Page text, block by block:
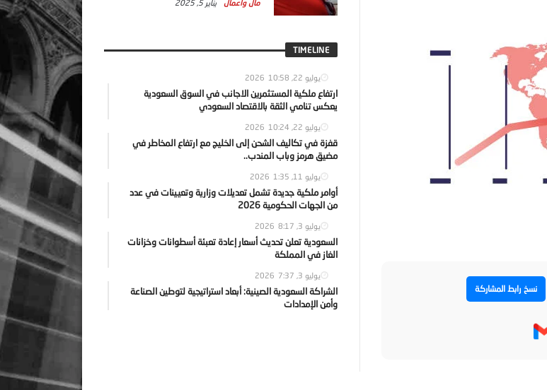
نسخ رابط المشاركة
مال واعمال يناير 5, 2025
TIMELINE
يوليو 22, 2026 10:58
ارتفاع ملكية المستثمرين الاجانب في السوق السعودية
يعكس تنامي الثقة بالاقتصاد السعودي
يوليو 22, 2026 10:24
قفزة في تكاليف الشحن إلى الخليج مع ارتفاع المخاطر في
مضيق هرمز وباب المندب..
يوليو 11, 2026 1:35
أوامر ملكية جديدة تشمل تعديلات وزارية وتعيينات في عدد
من الجهات الحكومية 2026
يوليو 3, 2026 8:17
السعودية تعلن تحديث أسعار إعادة تعبئة أسطوانات وخزانات
الغاز في المملكة
يوليو 3, 2026 7:37
الشراكة السعودية الصينية: أبعاد استراتيجية لتوطين الصناعة
وأمن الإمدادات